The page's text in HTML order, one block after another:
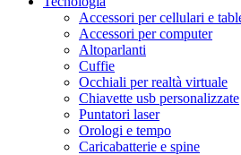
Accessori per cellulari e
Accessori per computer
Altoparlanti
Cuffie
Occhiali per realtà virtuale
Chiavette usb personalizzate
Puntatori laser
Orologi e tempo
Caricabatterie e spine